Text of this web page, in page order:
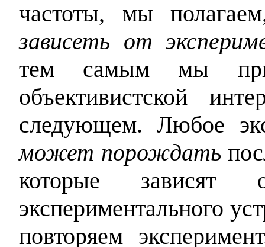
частоты, мы
зависеть от
тем самым мы
объективистской
следующем. Любое
может порождать
которые зависят
экспериментального
повторяем